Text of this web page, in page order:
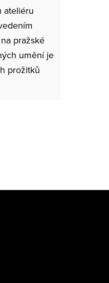
ateliéru
pražské
umění je
prožitků